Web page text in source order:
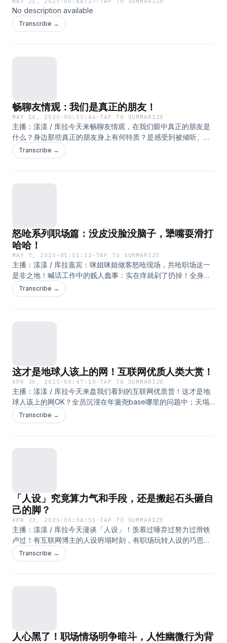
No description available
Transcribe →
畅聊友情观：我们是真正的朋友！
MAY 14, 2025 · 00:55:46 ·TAP TO SUMMARIZE
主播：漾漾 / 库拉今天来畅聊友情观，在我们眼中真正的朋友是
什么？身边那些真正的朋友身上有何特质？是感受到被倾听、被
看见，是被支持，能共享喜悦，是互相付出和亏欠，是价值观的
同频共振……感谢「优思益」对本期节目的大力支持！这才是我们
Transcribe →
怒呛系列职场篇：没皮没脸没脑子，犟嘴耍滑打
哈哈！
MAY 7, 2025 · 01:11:12 · TAP TO SUMMARIZE
主播：漾漾 / 库拉嘉宾：咪姐咪姐做客怒呛现场，共呛职场这一
是非之地！喊话工作中的贱人蠢事：实在痒就剁了扔掉！全身上
下最硬的就是嘴！就算是甲方也掂量一下自己什么货色！出尔反
尔还倒打一耙是大小脑长反了！众蠢归位的工作现场是好生热
Transcribe →
这才是地球人该上的网！互联网优质人类大赏！
APR 30, 2025 · 00:57:10 ·TAP TO SUMMARIZE
主播：漾漾 / 库拉今天来盘我们看到的互联网优质货！这才是地
球人该上的网OK？全员沉浸在年羹尧base哪里的问题中；天塌
了还有爱在的大爱瞬间合集贴；重生之我在互联网做老钱妈妈的
女儿；《半边天》播出20年后刘小样的播客对谈……感谢「雅诗
Transcribe →
「人设」究竟算力气和手段，还是搬起石头砸自
己的脚？
APR 23, 2025 · 00:54:51 ·TAP TO SUMMARIZE
主播：漾漾 / 库拉今天漫谈「人设」！羡慕过唾弃过努力过滑铁
卢过！有互联网博主的人设坍塌时刻，有职场玩转人设的巧思，
有反霸凌的不好惹人设，吃力不讨好的好大姐人设，打碎牙往肚
里吞的和事佬人设，险些酿成塌天大祸的粗心人设……救命，好多
Transcribe →
人心黑了！职场情场明争暗斗，人性幽微行为背